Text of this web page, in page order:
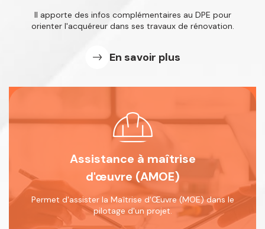
Il apporte des infos complémentaires au DPE pour
orienter l'acquéreur dans ses travaux de rénovation.
En savoir plus
Assistance à maîtrise
d'œuvre (AMOE)
Permet d'assister la Maîtrise d'Œuvre(MOE) dans le
pilotage d'un projet.